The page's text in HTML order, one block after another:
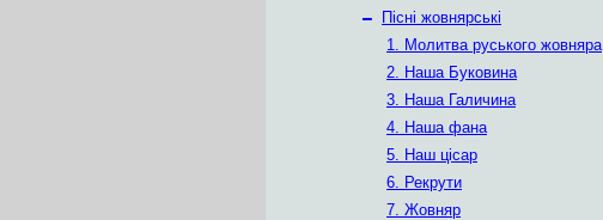
–
Пісні жовнярські
1. Молитва руського жовняра
2. Наша Буковина
3. Наша Галичина
4. Наша фана
5. Наш цісар
6. Рекрути
7. Жовняр